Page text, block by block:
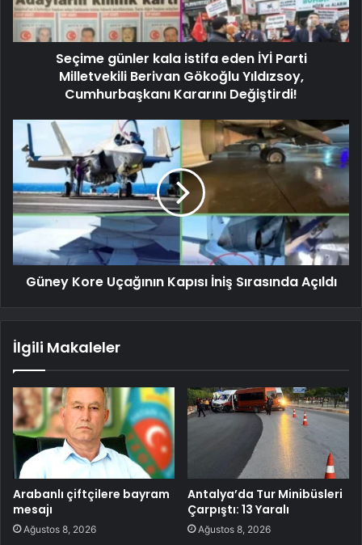
Seçime günler kala istifa eden İYİ Parti
Milletvekili Berivan Gökoğlu Yıldızsoy,
Cumhurbaşkanı Kararını Değiştirdi!
Güney Kore Uçağının Kapısı İniş Sırasında Açıldı
İlgili Makaleler
Arabanlı çiftçilere bayram
mesajı
Ağustos 8, 2026
Antalya’da Tur Minibüsleri
Çarpıştı: 13 Yaralı
Ağustos 8, 2026